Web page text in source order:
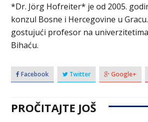
*Dr. Jörg Hofreiter* je od 2005.
konzul Bosne i Hercegovine u
gostujući profesor na
Bihaću.
Facebook Twitter Google+
PROČITAJTE JOŠ